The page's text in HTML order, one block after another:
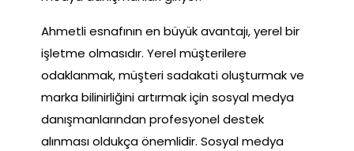
Ahmetli esnafının en büyük avantajı, yerel bir
işletme olmasıdır. Yerel müşterilere
odaklanmak, müşteri sadakati oluşturmak ve
marka bilinirliğini artırmak için sosyal medya
danışmanlarından profesyonel destek
alınması oldukça önemlidir. Sosyal medya